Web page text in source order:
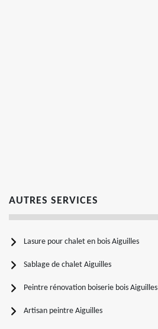
AUTRES SERVICES
Lasure pour chalet en bois Aiguilles
Sablage de chalet Aiguilles
Peintre rénovation boiserie bois Aiguilles
Artisan peintre Aiguilles